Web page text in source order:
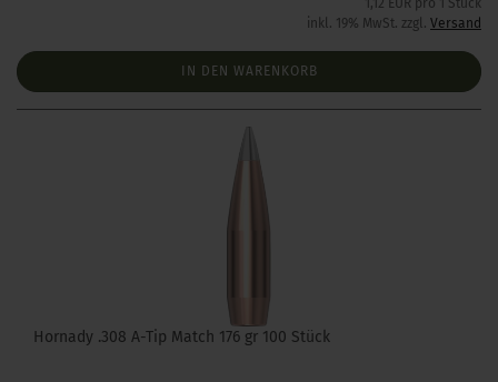
1,12 EUR pro 1 Stück
inkl. 19% MwSt. zzgl. Versand
IN DEN WARENKORB
Hornady .308 A-Tip Match 176 gr 100 Stück